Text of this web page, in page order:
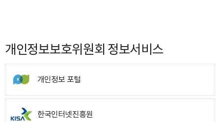
개인정보보호위원회 정보서비스
개인정보 포털
한국인터넷진흥원